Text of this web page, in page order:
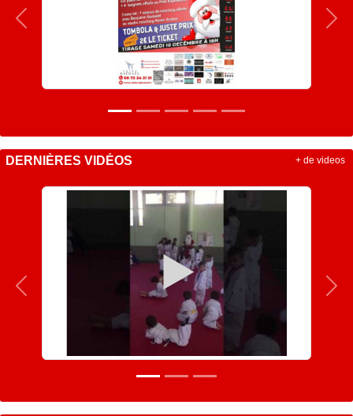
Précedent
DERNIÈRES VIDÉOS
Précedent
+ de videos